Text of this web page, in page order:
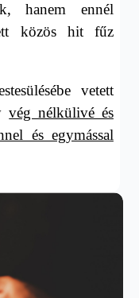
hanem ennél
közös hit fűz
vetett
vég nélkülivé és
és egymással